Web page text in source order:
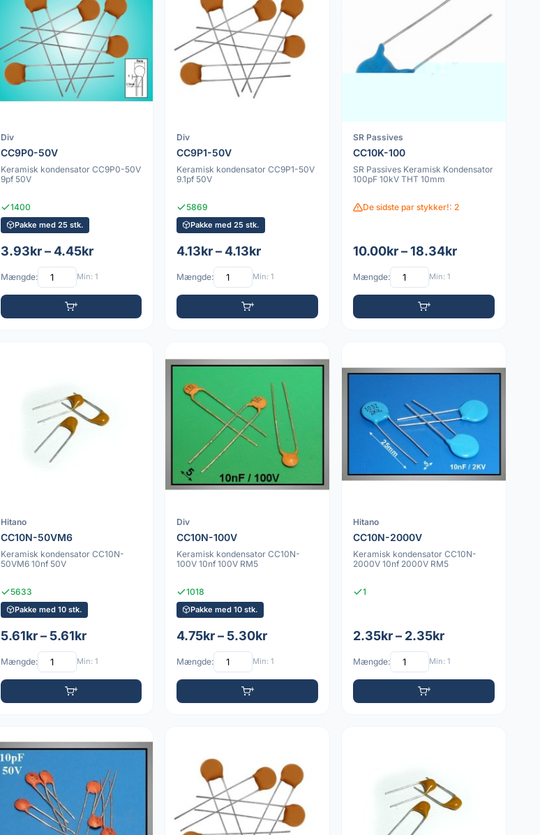
Div
CC9P0-50V
Keramisk kondensator CC9P0-50V
9pf 50V
1400
Pakke med 25 stk.
3.93kr – 4.45kr
Mængde: Min: 1
Div
CC9P1-50V
Keramisk kondensator CC9P1-50V
9.1pf 50V
5869
Pakke med 25 stk.
4.13kr – 4.13kr
Mængde: Min: 1
SR Passives
CC10K-100
SR Passives Keramisk Kondensator
100pF 10kV THT 10mm
De sidste par stykker!: 2
10.00kr – 18.34kr
Mængde: Min: 1
Hitano
CC10N-50VM6
Keramisk kondensator CC10N-
50VM6 10nf 50V
5633
Pakke med 10 stk.
5.61kr – 5.61kr
Mængde: Min: 1
Div
CC10N-100V
Keramisk kondensator CC10N-
100V 10nf 100V RM5
1018
Pakke med 10 stk.
4.75kr – 5.30kr
Mængde: Min: 1
Hitano
CC10N-2000V
Keramisk kondensator CC10N-
2000V 10nf 2000V RM5
1
2.35kr – 2.35kr
Mængde: Min: 1